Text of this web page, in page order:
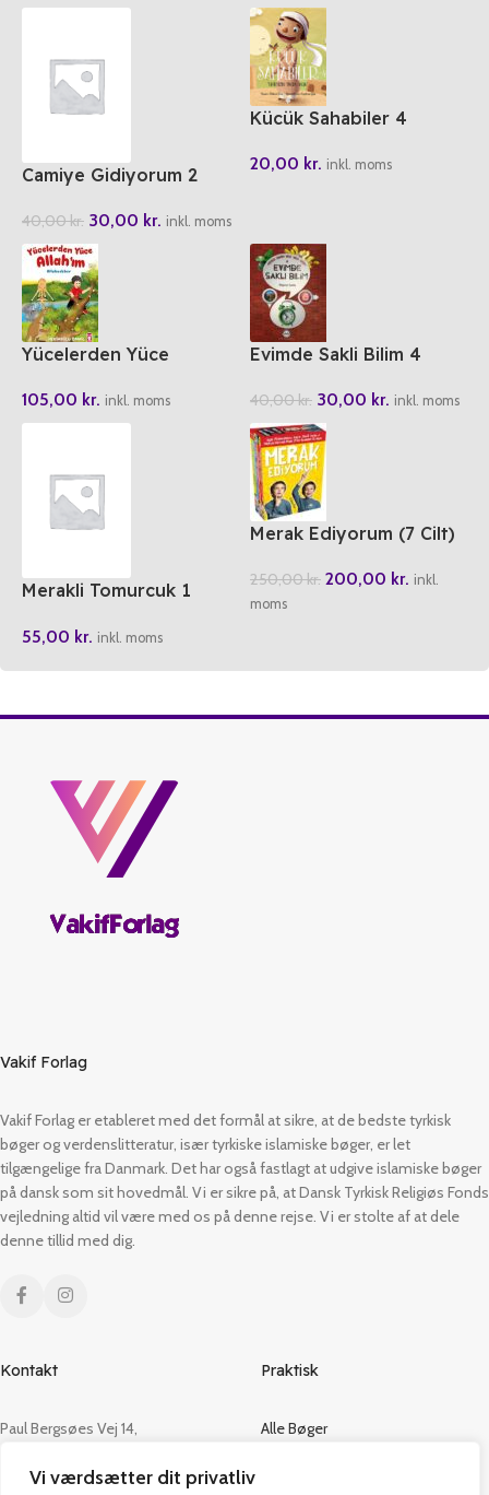
Vi værdsætter dit privatliv
Camiye Gidiyorum 2
40,00kr. 30,00 kr. inkl. moms
Kücük Sahabiler 4
20,00 kr. inkl. moms
Yücelerden Yüce
105,00 kr. inkl. moms
Evimde Sakli Bilim 4
40,00kr. 30,00 kr. inkl. moms
Merakli Tomurcuk 1
55,00 kr. inkl. moms
Merak Ediyorum (7 Cilt)
250,00kr. 200,00 kr. inkl.
moms
Vakif Forlag
Vakif Forlag er etableret med det formål at sikre, at de bedste tyrkisk
bøger og verdenslitteratur, især tyrkiske islamiske bøger, er let
tilgængelige fra Danmark. Det har også fastlagt at udgive islamiske bøger
på dansk som sit hovedmål. Vi er sikre på, at Dansk Tyrkisk Religiøs Fonds
vejledning altid vil være med os på denne rejse. Vi er stolte af at dele
denne tillid med dig.
Kontakt
Paul Bergsøes Vej 14,
CVR: 42813915
Praktisk
Alle Bøger